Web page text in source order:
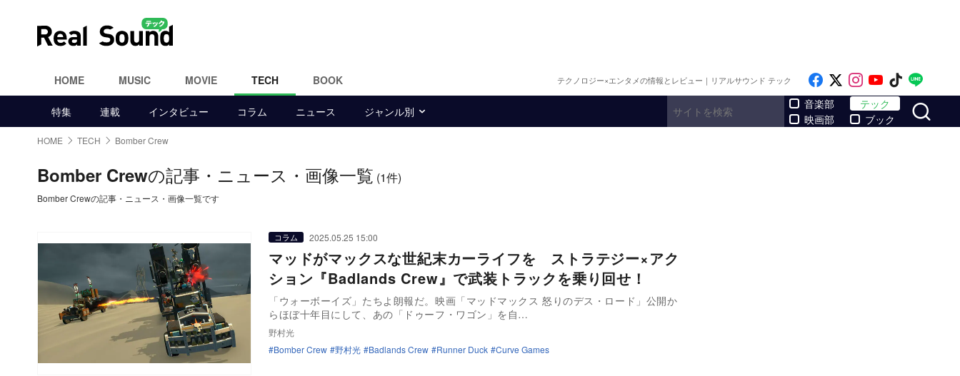
HOME MUSIC MOVIE TECH BOOK テクノロジー×エンタメの情報とレビュー｜リアルサウンド テック Like on Facebook
Follow on x
Follow on
Follow on
Follow
特集 連載 インタビュー コラム ニュース ジャンル別
音楽部
映画部
テック
ブック
HOME TECH Bomber Crew
Bomber Crewの記事・ニュース・画像一覧 (1件)
Bomber Crewの記事・ニュース・画像一覧です
コラム 2025.05.25 15:00
マッドがマックスな世紀末カーライフを ストラテジー×アク
ション『Badlands Crew』で武装トラックを乗り回せ！
「ウォーボーイズ」たちよ朗報だ。映画「マッドマックス 怒りのデス・ロード」公開か
らほぼ十年目にして、あの「ドゥーフ・ワゴン」を自…
野村光
Bomber Crew
野村光 Badlands Crew Runner Duck Curve Games